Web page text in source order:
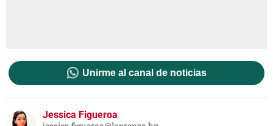
Unirme al canal de noticias
Jessica Figueroa